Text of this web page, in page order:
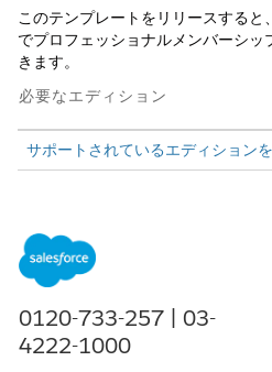
このテンプレートをリリースする
でプロフェッショナルメンバーシ
きます。
必要なエディション
サポートされているエディション
す。テンプレートに含まれている内
受入属性
このテンプレートの受入フォームで
得します: 認定またはメンバーシッ
0120-733-257 | 03-
4222-1000